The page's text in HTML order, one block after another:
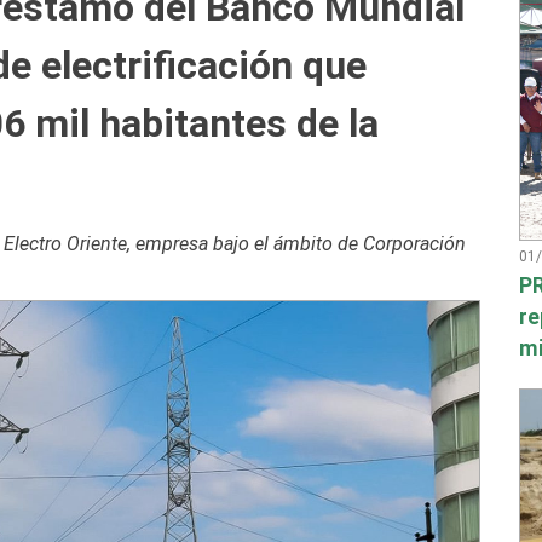
electrificación que
mil habitantes de la
Oriente, empresa bajo el ámbito de Corporación